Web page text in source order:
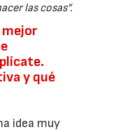
las cosas”.
y qué
idea muy